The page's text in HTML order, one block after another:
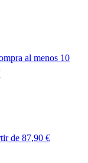
al menos 10
de 87,90 €